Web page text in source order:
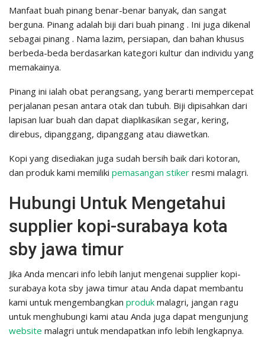
Manfaat buah pinang benar-benar banyak, dan sangat
berguna. Pinang adalah biji dari buah pinang . Ini juga dikenal
sebagai pinang . Nama lazim, persiapan, dan bahan khusus
berbeda-beda berdasarkan kategori kultur dan individu yang
memakainya.
Pinang ini ialah obat perangsang, yang berarti mempercepat
perjalanan pesan antara otak dan tubuh. Biji dipisahkan dari
lapisan luar buah dan dapat diaplikasikan segar, kering,
direbus, dipanggang, dipanggang atau diawetkan.
Kopi yang disediakan juga sudah bersih baik dari kotoran,
dan produk kami memiliki pemasangan stiker resmi malagri.
Hubungi Untuk Mengetahui
supplier kopi-surabaya kota
sby jawa timur
Jika Anda mencari info lebih lanjut mengenai supplier kopi-
surabaya kota sby jawa timur atau Anda dapat membantu
kami untuk mengembangkan produk malagri, jangan ragu
untuk menghubungi kami atau Anda juga dapat mengunjung
website malagri untuk mendapatkan info lebih lengkapnya.